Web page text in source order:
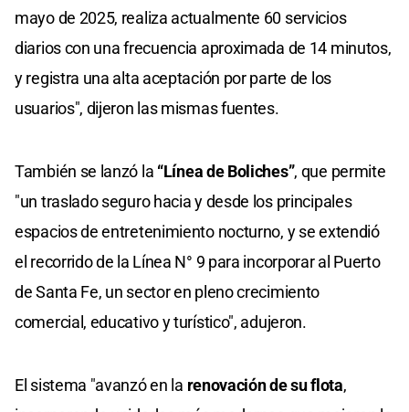
mayo de 2025, realiza actualmente 60 servicios
diarios con una frecuencia aproximada de 14 minutos,
y registra una alta aceptación por parte de los
usuarios", dijeron las mismas fuentes.
También se lanzó la “Línea de Boliches”, que permite
"un traslado seguro hacia y desde los principales
espacios de entretenimiento nocturno, y se extendió
el recorrido de la Línea N° 9 para incorporar al Puerto
de Santa Fe, un sector en pleno crecimiento
comercial, educativo y turístico", adujeron.
El sistema "avanzó en la renovación de su flota,